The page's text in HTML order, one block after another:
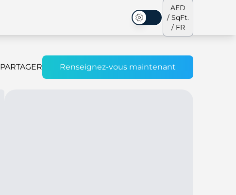
Mode sombre
AED
/ SqFt.
/ FR
PARTAGER Renseignez-vous maintenant